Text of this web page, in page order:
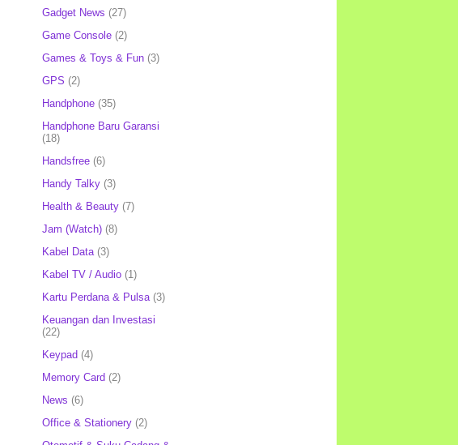
Gadget News (27)
Game Console (2)
Games & Toys & Fun (3)
GPS (2)
Handphone (35)
Handphone Baru Garansi
(18)
Handsfree (6)
Handy Talky (3)
Health & Beauty (7)
Jam (Watch) (8)
Kabel Data (3)
Kabel TV / Audio (1)
Kartu Perdana & Pulsa (3)
Keuangan dan Investasi
(22)
Keypad (4)
Memory Card (2)
News (6)
Office & Stationery (2)